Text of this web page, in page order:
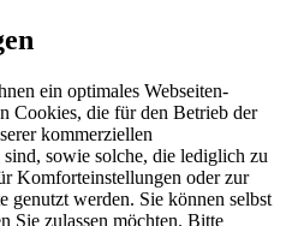
ein optimales Webseiten-
Cookies, die für den Betrieb der
kommerziellen
sowie solche, die lediglich zu
Komforteinstellungen oder zur
genutzt werden. Sie können selbst
Sie zulassen möchten. Bitte